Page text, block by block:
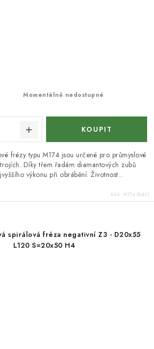
Momentálně nedostupné
frézy typu M174 jsou určené pro průmyslové
Díky třem řadám diamantových zubů
výkonu při obrábění. Životnost...
Kód: M174-20431
spirálová fréza negativní Z3 - D20x55
L120 S=20x50 H4